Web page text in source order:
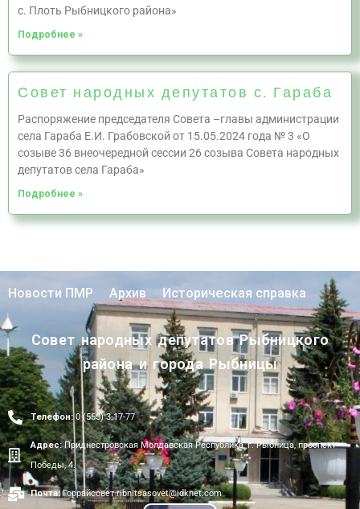
с. Плоть Рыбницкого района»
Подробнее »
Совет народных депутатов с. Гараба
Распоряжение председателя Совета –главы администрации
села Гараба Е.И. Грабовской от 15.05.2024 года № 3 «О
созыве 36 внеочередной сессии 26 созыва Совета народных
депутатов села Гараба»
Подробнее »
Новости ПМР Архив Историческая справка
Совет народных депутатов Рыбницкого
района и города Рыбницы
Телефон:0 (555) 3-17-77
Адрес:Приднестровская Молдавская Республика, г. Рыбница, проспект
Победы, 4.
Почта:Горрайсовет ribnitsasovet@idknet.com